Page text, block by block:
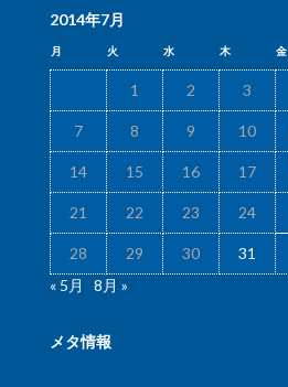
2014年7月
月 火 水 木 金
1 2 3
7 8 9 10
14 15 16 17
21 22 23 24
28 29 30
31
« 5月
8月 »
メタ情報